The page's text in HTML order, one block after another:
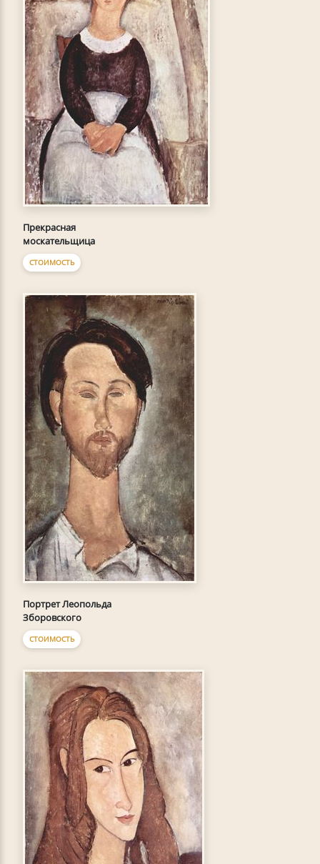
Прекрасная
москательщица
СТОИМОСТЬ
Портрет Леопольда
Зборовского
СТОИМОСТЬ